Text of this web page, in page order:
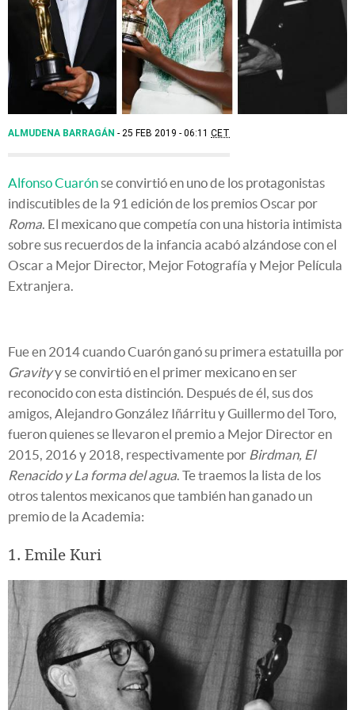
ALMUDENA BARRAGÁN 25 FEB 2019 - 06:11 CET
Alfonso Cuarónse convirtió en uno de los protagonistas
indiscutibles de la 91 edición de los premios Oscar por
Roma. El mexicano que competía con una historia intimista
sobre sus recuerdos de la infancia acabó alzándose con el
Oscar a Mejor Director, Mejor Fotografía y Mejor Película
Extranjera.
Fue en 2014 cuando Cuarón ganó su primera estatuilla por
Gravityy se convirtió en el primer mexicano en ser
reconocido con esta distinción. Después de él, sus dos
amigos, Alejandro González Iñárritu y Guillermo del Toro,
fueron quienes se llevaron el premio a Mejor Director en
2015, 2016 y 2018, respectivamente por Birdman, El
Renacido y La forma del agua. Te traemos la lista de los
otros talentos mexicanos que también han ganado un
premio de la Academia:
1. Emile Kuri